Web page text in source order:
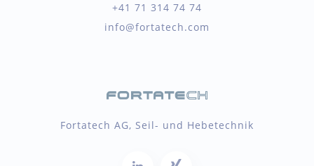
+41 71 314 74 74
info@fortatech.com
Fortatech AG, Seil- und Hebetechnik